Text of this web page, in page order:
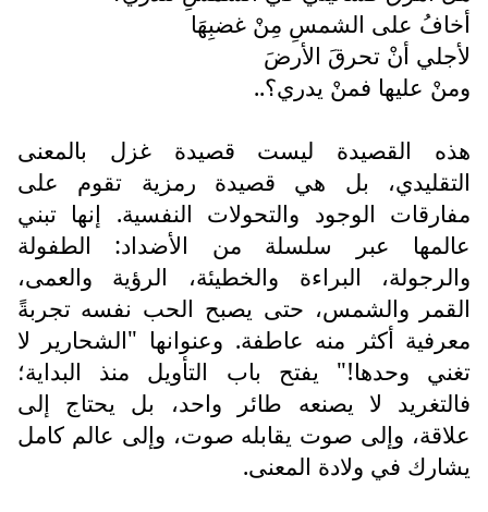
أخافُ على الشمسِ مِنْ غضبِهَا
لأجلي أنْ تحرقَ الأرضَ
ومنْ عليها فمنْ يدري؟..
هذه القصيدة ليست قصيدة غزل بالمعنى
التقليدي، بل هي قصيدة رمزية تقوم على
مفارقات الوجود والتحولات النفسية. إنها تبني
عالمها عبر سلسلة من الأضداد: الطفولة
والرجولة، البراءة والخطيئة، الرؤية والعمى،
القمر والشمس، حتى يصبح الحب نفسه تجربةً
معرفية أكثر منه عاطفة. وعنوانها "الشحارير لا
تغني وحدها!" يفتح باب التأويل منذ البداية؛
فالتغريد لا يصنعه طائر واحد، بل يحتاج إلى
علاقة، وإلى صوت يقابله صوت، وإلى عالم كامل
يشارك في ولادة المعنى.